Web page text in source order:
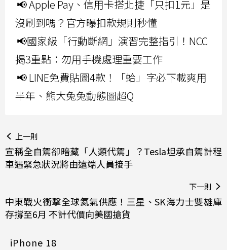
📢 Apple Pay、信用卡搭北捷「只扣1元」是
沒刷到嗎？官方曝扣款規則秒懂
📢國家級「行動斷網」演習完整指引！NCC
揭3重點：勿用手機處理重要工作
📢 LINE免費貼圖4款！「蛤」字必下載爽用
半年、熊大兔兔動態圖超Q
上一則
宣稱全自駕卻暗藏「人類代駕」？Tesla坦承自駕計程
車遇緊急狀況將由遠端人員接手
下一則
中東戰火衝擊全球氦氣供應！三星、SK海力士雙雄庫
存撐至6月 不計代價向美國搶貨
iPhone 18